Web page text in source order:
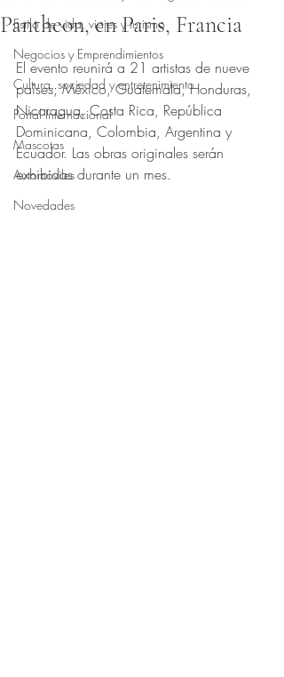
Estilo de vida, viajes y turismo
Negocios y Emprendimientos
Cultura, sociedad y entretenimiento
Portal Internacional
Mascotas
Automóviles
Novedades
Pantheon, en Paris, Francia
Obtuvo NaN de 5 estrellas.
El evento reunirá a 21 artistas de nueve
países; México, Guatemala, Honduras,
Nicaragua, Costa Rica, República
Dominicana, Colombia, Argentina y
Ecuador. Las obras originales serán
exhibidas durante un mes.